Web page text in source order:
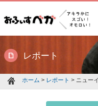
レポート
ホーム > レポート > ニュー